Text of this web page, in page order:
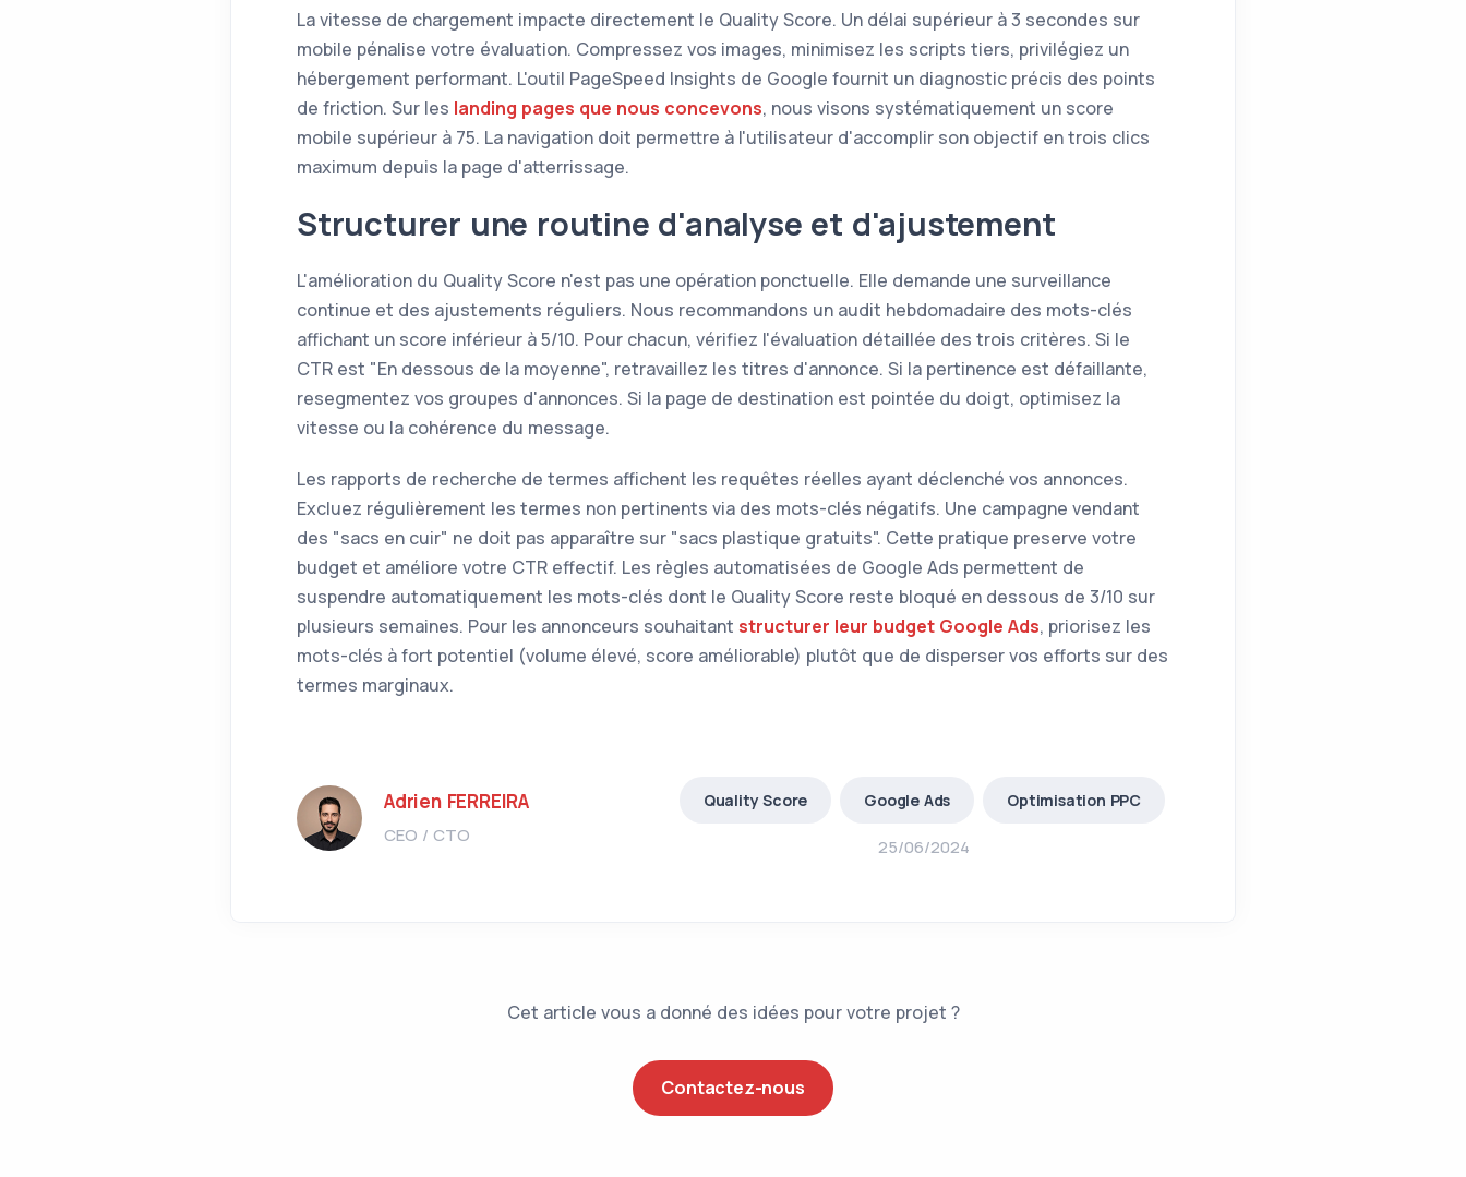
La vitesse de chargement impacte directement le Quality Score. Un délai supérieur à 3 secondes sur
mobile pénalise votre évaluation. Compressez vos images, minimisez les scripts tiers, privilégiez un
hébergement performant. L'outil PageSpeed Insights de Google fournit un diagnostic précis des points
de friction. Sur les landing pages que nous concevons, nous visons systématiquement un score
mobile supérieur à 75. La navigation doit permettre à l'utilisateur d'accomplir son objectif en trois clics
maximum depuis la page d'atterrissage.
Structurer une routine d'analyse et d'ajustement
L'amélioration du Quality Score n'est pas une opération ponctuelle. Elle demande une surveillance
continue et des ajustements réguliers. Nous recommandons un audit hebdomadaire des mots-clés
affichant un score inférieur à 5/10. Pour chacun, vérifiez l'évaluation détaillée des trois critères. Si le
CTR est "En dessous de la moyenne", retravaillez les titres d'annonce. Si la pertinence est défaillante,
resegmentez vos groupes d'annonces. Si la page de destination est pointée du doigt, optimisez la
vitesse ou la cohérence du message.
Les rapports de recherche de termes affichent les requêtes réelles ayant déclenché vos annonces.
Excluez régulièrement les termes non pertinents via des mots-clés négatifs. Une campagne vendant
des "sacs en cuir" ne doit pas apparaître sur "sacs plastique gratuits". Cette pratique preserve votre
budget et améliore votre CTR effectif. Les règles automatisées de Google Ads permettent de
suspendre automatiquement les mots-clés dont le Quality Score reste bloqué en dessous de 3/10 sur
plusieurs semaines. Pour les annonceurs souhaitant structurer leur budget Google Ads, priorisez les
mots-clés à fort potentiel (volume élevé, score améliorable) plutôt que de disperser vos efforts sur des
termes marginaux.
Adrien FERREIRA
CEO / CTO
Quality Score Google Ads Optimisation PPC
25/06/2024
Cet article vous a donné des idées pour votre projet ?
Contactez-nous